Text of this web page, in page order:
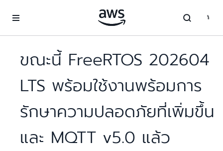
ขณะนี้ FreeRTOS 202604
LTS พร้อมใช้งานพร้อมการ
รักษาความปลอดภัยที่เพิ่มขึ้น
และ MQTT v5.0 แล้ว